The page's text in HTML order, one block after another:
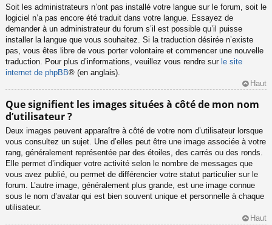
Soit les administrateurs n’ont pas installé votre langue sur le forum, soit le
logiciel n’a pas encore été traduit dans votre langue. Essayez de
demander à un administrateur du forum s’il est possible qu’il puisse
installer la langue que vous souhaitez. Si la traduction désirée n’existe
pas, vous êtes libre de vous porter volontaire et commencer une nouvelle
traduction. Pour plus d’informations, veuillez vous rendre sur le site
internet de phpBB® (en anglais).
Haut
Que signifient les images situées à côté de mon nom
d’utilisateur ?
Deux images peuvent apparaître à côté de votre nom d’utilisateur lorsque
vous consultez un sujet. Une d’elles peut être une image associée à votre
rang, généralement représentée par des étoiles, des carrés ou des ronds.
Elle permet d’indiquer votre activité selon le nombre de messages que
vous avez publié, ou permet de différencier votre statut particulier sur le
forum. L’autre image, généralement plus grande, est une image connue
sous le nom d’avatar qui est bien souvent unique et personnelle à chaque
utilisateur.
Haut